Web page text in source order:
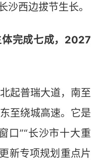
沙西边拔节生长。
完成七成，2027
普瑞大道，南至
至绕城高速。它是
口”“长沙市十大重
新专项规划重点片